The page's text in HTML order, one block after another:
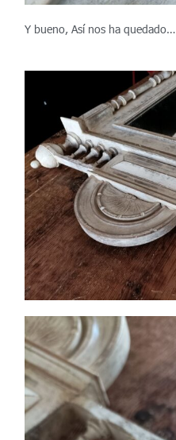
Y bueno, Así nos ha quedado…